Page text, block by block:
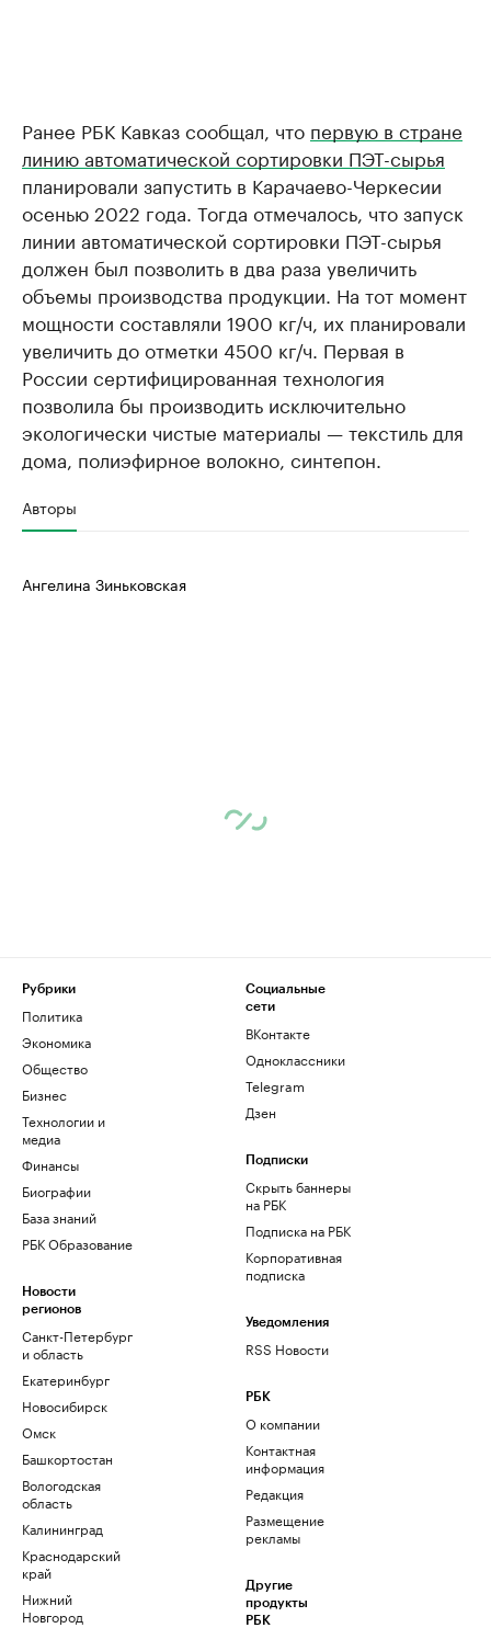
Ранее РБК Кавказ сообщал, что первую в стране
линию автоматической сортировки ПЭТ-сырья
планировали запустить в Карачаево-Черкесии
осенью 2022 года. Тогда отмечалось, что запуск
линии автоматической сортировки ПЭТ-сырья
должен был позволить в два раза увеличить
объемы производства продукции. На тот момент
мощности составляли 1900 кг/ч, их планировали
увеличить до отметки 4500 кг/ч. Первая в
России сертифицированная технология
позволила бы производить исключительно
экологически чистые материалы — текстиль для
дома, полиэфирное волокно, синтепон.
Авторы
Ангелина Зиньковская
Рубрики
Политика
Экономика
Общество
Бизнес
Технологии и
медиа
Финансы
Биографии
База знаний
РБК Образование
Новости
регионов
Санкт-Петербург
и область
Екатеринбург
Новосибирск
Омск
Башкортостан
Вологодская
область
Калининград
Краснодарский
край
Нижний
Новгород
Социальные
сети
ВКонтакте
Одноклассники
Telegram
Дзен
Подписки
Скрыть баннеры
на РБК
Подписка на РБК
Корпоративная
подписка
Уведомления
RSS Новости
РБК
О компании
Контактная
информация
Редакция
Размещение
рекламы
Другие
продукты
РБК